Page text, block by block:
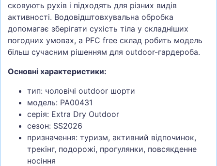
сковують рухів і підходять для різних видів
активності. Водовідштовхувальна обробка
допомагає зберігати сухість тіла у складніших
погодних умовах, а PFC free склад робить модель
більш сучасним рішенням для outdoor-гардероба.
Основні характеристики:
тип: чоловічі outdoor шорти
модель: PA00431
серія: Extra Dry Outdoor
сезон: SS2026
призначення: туризм, активний відпочинок,
трекінг, подорожі, прогулянки, повсякденне
носіння